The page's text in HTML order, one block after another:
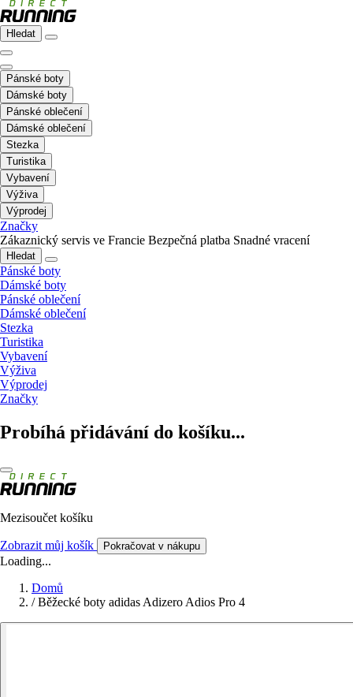
Hledat
Pánské boty
Dámské boty
Pánské oblečení
Dámské oblečení
Stezka
Turistika
Vybavení
Výživa
Výprodej
Značky
Zákaznický servis ve Francie Bezpečná platba Snadné vracení
Hledat
Pánské boty
Dámské boty
Pánské oblečení
Dámské oblečení
Stezka
Turistika
Vybavení
Výživa
Výprodej
Značky
Probíhá přidávání do košíku...
Mezisoučet košíku
Zobrazit můj košík Pokračovat v nákupu
Loading...
Domů
/ Běžecké boty adidas Adizero Adios Pro 4